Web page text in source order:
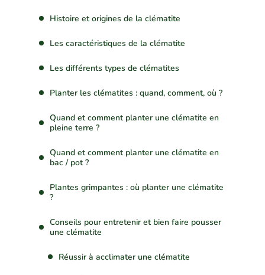
Histoire et origines de la clématite
Les caractéristiques de la clématite
Les différents types de clématites
Planter les clématites : quand, comment, où ?
Quand et comment planter une clématite en
pleine terre ?
Quand et comment planter une clématite en
bac / pot ?
Plantes grimpantes : où planter une clématite
?
Conseils pour entretenir et bien faire pousser
une clématite
Réussir à acclimater une clématite